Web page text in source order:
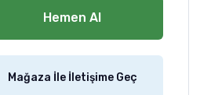
Hemen Al
Mağaza İle İletişime Geç